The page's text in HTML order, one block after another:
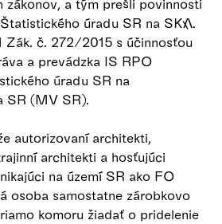
zákonov, a tým prešli povinnosti
úradu SR na SKA.
Zák. č. 272/2015 s účinnosťou
a prevádzka IS RPO
úradu SR na
SR (MV SR).
autorizovaní architekti,
architekti a hosťujúci
na území SR ako FO
osoba samostatne zárobkovo
komoru žiadať o pridelenie